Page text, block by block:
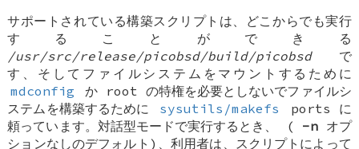
サポートされている構築スクリプトは、どこからでも実行
することができる
/usr/src/release/picobsd/build/picobsdで
す、そしてファイルシステムをマウントするために
mdconfig
か root の特権を必要としないでファイルシ
ステムを構築するために
sysutils/makefs
ports に
頼っています。対話型モードで実行するとき、 ( -nオプ
ションなしのデフォルト)、利用者は、スクリプトによって